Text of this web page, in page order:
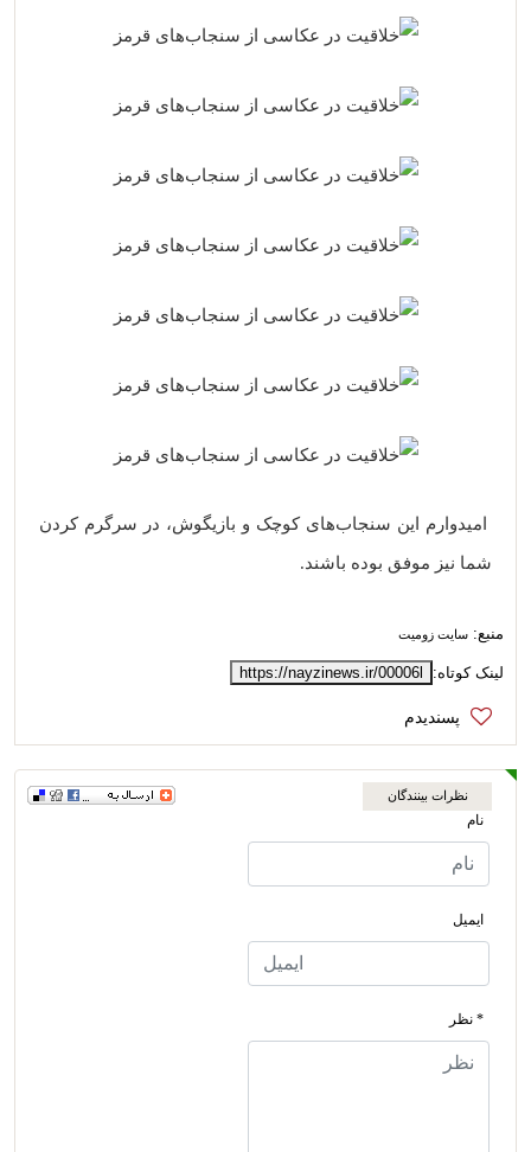
امیدوارم این سنجاب‌های کوچک و بازیگوش، در سرگرم کردن
شما نیز موفق بوده باشند.
منبع: سایت زومیت
لینک کوتاه: https://nayzinews.ir/00006l
نظرات بینندگان
نام
ایمیل
* نظر